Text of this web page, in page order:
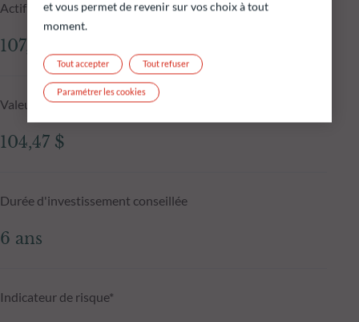
Actif net du fonds au 05.08.2026
107,67 M$
Valeur liquidative au 05.08.2026
104,47 $
Durée d'investissement conseillée
6 ans
Indicateur de risque*
et vous permet de revenir sur vos choix à tout
moment.
Tout refuser
Tout accepter
Paramétrer les cookies